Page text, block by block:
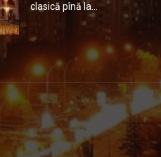
clasică pînă la...